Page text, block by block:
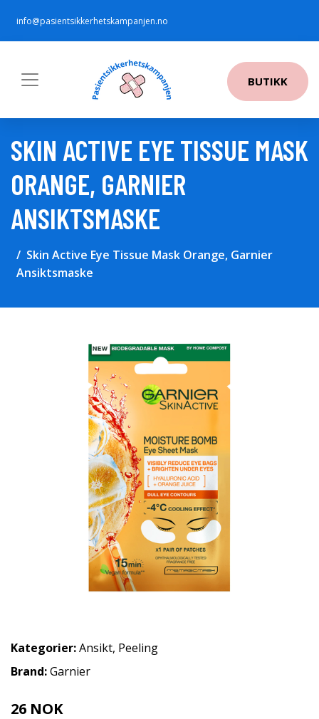
info@pasientsikkerhetskampanjen.no
BUTIKK
SKIN ACTIVE EYE TISSUE MASK
ORANGE, GARNIER
ANSIKTSMASKE
Skin Active Eye Tissue Mask Orange, Garnier
Ansiktsmaske
Kategorier:Ansikt, Peeling
Brand:Garnier
26 NOK